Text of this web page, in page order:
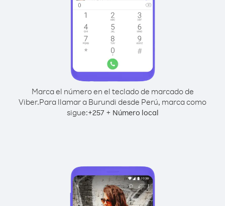
Marca el número en el teclado de marcado de
Viber.Para llamar a Burundi desde Perú, marca como
sigue:+257+ Número local